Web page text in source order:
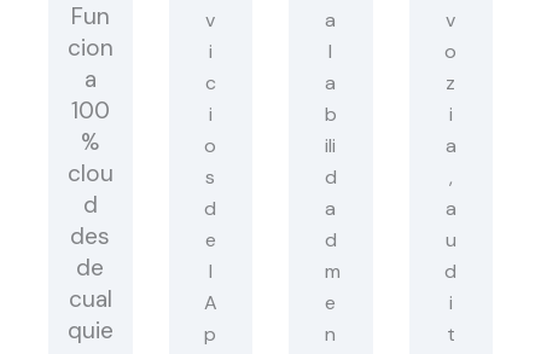
Fun
cion
a
100
%
clou
d
des
de
cual
quie